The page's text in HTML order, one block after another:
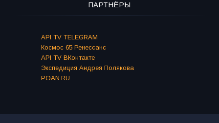
ПАРТНЁРЫ
API TV TELEGRAM
Космос 65 Ренессанс
API TV ВКонтакте
Экспедиция Андрея Полякова
POAN.RU